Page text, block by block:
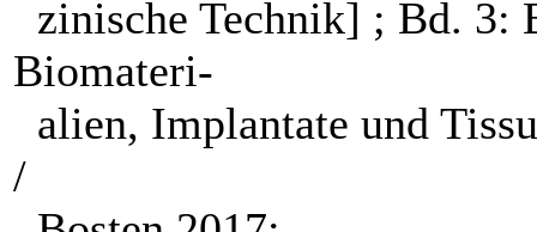
zinische Technik] ; Bd. 3:
Biomateri-
alien, Implantate und
/